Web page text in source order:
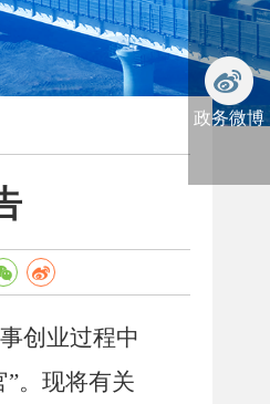
政务微博
创业过程中
”。现将有关